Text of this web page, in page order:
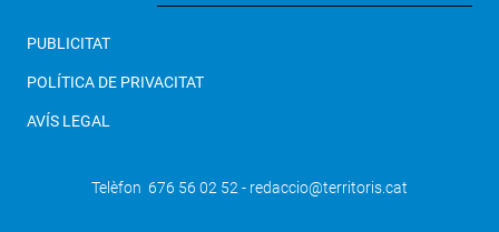
PUBLICITAT
POLÍTICA DE PRIVACITAT
AVÍS LEGAL
Telèfon 676 56 02 52 - redaccio@territoris.cat